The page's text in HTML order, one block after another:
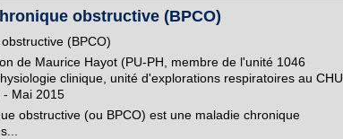
obstructive (BPCO)
(BPCO)
de Maurice Hayot (PU-PH, membre de l'unité 1046
clinique, unité d'explorations respiratoires au CHU
- Mai 2015
obstructive (ou BPCO) est une maladie chronique